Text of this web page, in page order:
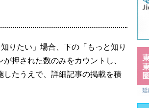
りたい」場合、下の「もっと知り
押された数のみをカウントし、
たうえで、詳細記事の掲載を積